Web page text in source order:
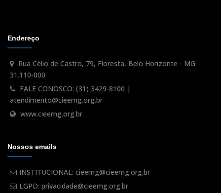
Endereço
Rua Célio de Castro, 79, Floresta, Belo Horizonte - MG
31.110-000
FALE CONOSCO: (31) 3429-8100 |
atendimento@cieemg.org.br
www.cieemg.org.br
Nossos emails
INSTITUCIONAL: cieemg@cieemg.org.br
LGPD: privacidade@cieemg.org.br